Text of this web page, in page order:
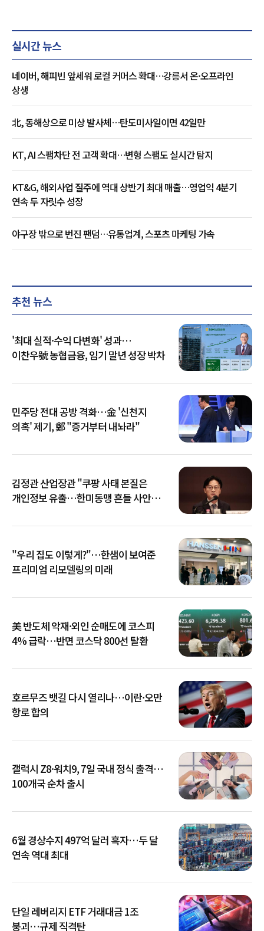
실시간 뉴스
네이버, 해피빈 앞세워 로컬 커머스 확대…강릉서 온·오프라인
상생
北, 동해상으로 미상 발사체…탄도미사일이면 42일만
KT, AI 스팸차단 전 고객 확대…변형 스팸도 실시간 탐지
KT&G, 해외사업 질주에 역대 상반기 최대 매출…영업익 4분기
연속 두 자릿수 성장
야구장 밖으로 번진 팬덤…유통업계, 스포츠 마케팅 가속
추천 뉴스
'최대 실적·수익 다변화' 성과…
이찬우號 농협금융, 임기 말년 성장 박차
민주당 전대 공방 격화…金 '신천지
의혹' 제기, 鄭 "증거부터 내놔라"
김정관 산업장관 "쿠팡 사태 본질은
개인정보 유출…한미동맹 흔들 사안
"우리 집도 이렇게?"…한샘이 보여준
프리미엄 리모델링의 미래
美 반도체 악재·외인 순매도에 코스피
4% 급락…반면 코스닥 800선 탈환
호르무즈 뱃길 다시 열리나…이란·오만
항로 합의
갤럭시 Z8·워치9, 7일 국내 정식 출격…
100개국 순차 출시
6월 경상수지 497억 달러 흑자…두 달
연속 역대 최대
단일 레버리지 ETF 거래대금 1조
붕괴…규제 직격탄